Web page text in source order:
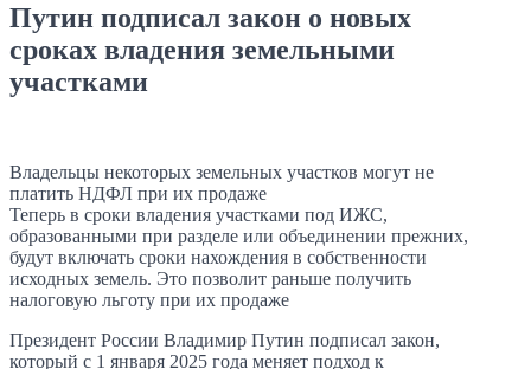
Путин подписал закон о новых
сроках владения земельными
участками
Владельцы некоторых земельных участков могут не
платить НДФЛ при их продаже
Теперь в сроки владения участками под ИЖС,
образованными при разделе или объединении прежних,
будут включать сроки нахождения в собственности
исходных земель. Это позволит раньше получить
налоговую льготу при их продаже
Президент России Владимир Путин подписал закон,
который c 1 января 2025 года меняет подход к